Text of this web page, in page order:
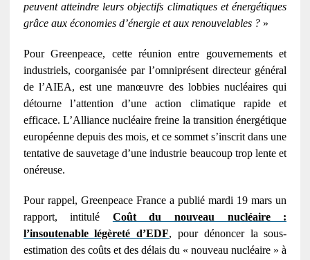
peuvent atteindre leurs objectifs climatiques et énergétiques
grâce aux économies d’énergie et aux renouvelables ? »
Pour Greenpeace, cette réunion entre gouvernements et
industriels, coorganisée par l’omniprésent directeur général
de l’AIEA, est une manœuvre des lobbies nucléaires qui
détourne l’attention d’une action climatique rapide et
efficace. L’Alliance nucléaire freine la transition énergétique
européenne depuis des mois, et ce sommet s’inscrit dans une
tentative de sauvetage d’une industrie beaucoup trop lente et
onéreuse.
Pour rappel, Greenpeace France a publié mardi 19 mars un
rapport, intitulé Coût du nouveau nucléaire :
l’insoutenable légèreté d’EDF, pour dénoncer la sous-
estimation des coûts et des délais du « nouveau nucléaire » à